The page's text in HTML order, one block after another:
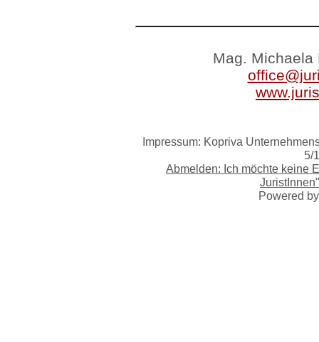
Mag. Michaela
Impressum: Kopriva
5/
Abmelden: Ich möchte keine
Powered